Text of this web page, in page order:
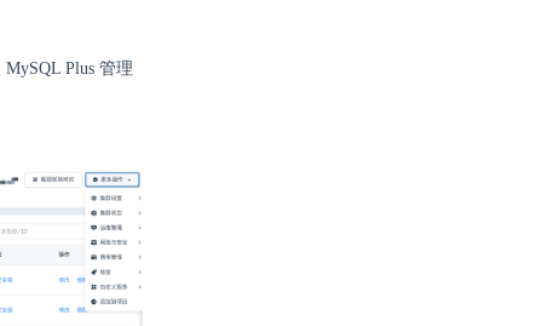
MySQL Plus 管理